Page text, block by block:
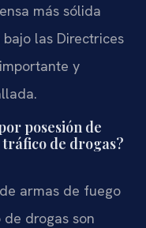
más sólida
las Directrices
y
posesión de
de drogas?
armas de fuego
drogas son